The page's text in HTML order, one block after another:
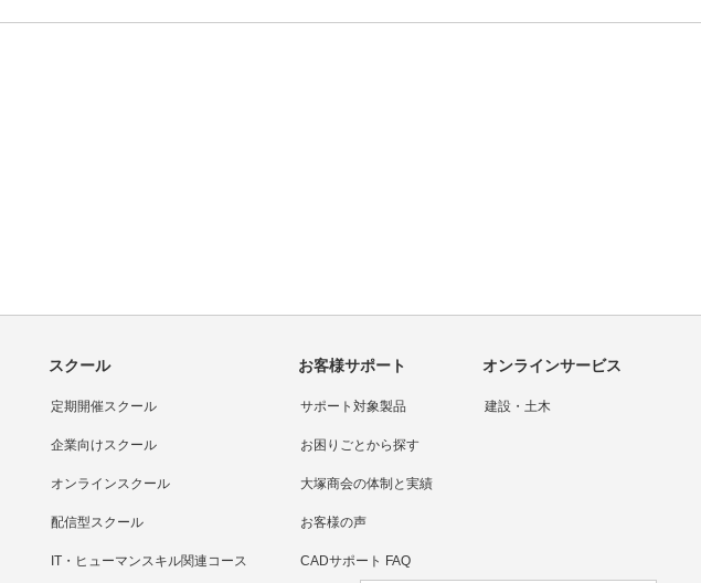
スクール
定期開催スクール
企業向けスクール
オンラインスクール
配信型スクール
IT・ヒューマンスキル関連コース
お客様サポート
サポート対象製品
お困りごとから探す
大塚商会の体制と実績
お客様の声
CADサポート FAQ
オンラインサービス
建設・土木